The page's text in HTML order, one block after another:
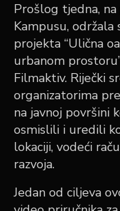
Prošlog tjedna,
Kampusu,
projekta “Ulična
urbanom
Filmaktiv. Riječki
organizatorima
na javnoj površini
osmislili i uredili
lokaciji, vodeći
razvoja.
Jedan od ciljeva